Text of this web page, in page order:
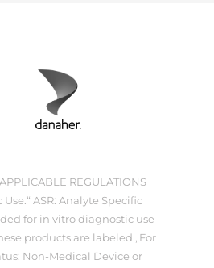
REGULATIONS
ASR: Analyte Specific
for in vitro diagnostic use
products are labeled „For
Non-Medical Device or